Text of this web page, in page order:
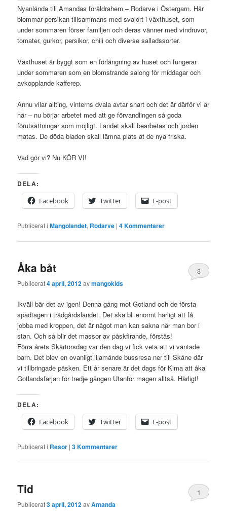
Nyanlända till Amandas föräldrahem – Rodarve i Östergarn. Här
blommar persikan tillsammans med svalört i växthuset, som
under sommaren förser familjen och deras vänner med vindruvor,
tomater, gurkor, persikor, chili och diverse salladssorter.
Växthuset är byggt som en förlängning av huset och fungerar
under sommaren som en blomstrande salong för middagar och
avkopplande kafferep.
Ännu vilar allting, vinterns dvala avtar snart och det är därför vi är
här – nu börjar arbetet med att ge förvandlingen så goda
förutsättningar som möjligt. Landet skall bearbetas och jorden
matas. De döda bladen skall lämna plats åt de nya friska.
Vad gör vi? Nu KÖR VI!
DELA:
Facebook
Twitter E-post
Publicerat i Mangolandet, Rodarve |4Kommentarer
Åka båt
Publicerat4 april, 2012avmangokids
3
Ikväll bär det av igen! Denna gång mot Gotland och de första
spadtagen i trädgårdslandet. Det ska bli enormt härligt att få
jobba med kroppen, det är något man kan sakna när man bor i
stan. Och så blir det massor av påskfirande, förstås!
Förra årets Skärtorsdag var den dag vi fick veta att vi väntade
barn. Det blev en ovanligt illamånde bussresa ner till Skåne där
vi tillbringade påsken. Ett år senare är det dags för Kima att åka
Gotlandsfärjan för tredje gången Utanför magen alltså. Härligt!
DELA:
Facebook
Twitter E-post
Publicerat i Resor |3Kommentarer
Tid
Publicerat3 april, 2012avAmanda
1